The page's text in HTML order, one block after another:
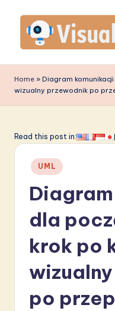
content
is
u
li
A
Home » Diagram
wizualny przewodnik po
Read this post in:
Posted
in
UML
dla
krok po
po